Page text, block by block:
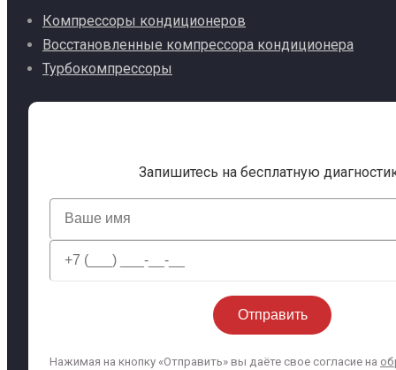
Компрессоры кондиционеров
Восстановленные компрессора кондиционера
Турбокомпрессоры
Запишитесь на бесплатную
Нажимая на кнопку «Отправить» вы даёте свое согласие на